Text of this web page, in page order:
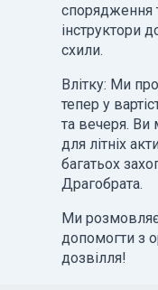
спорядження
інструктори
схили.
Влітку: Ми
тепер у
та вечеря. Ви
для літніх
багатьох
Драгобрата.
Ми
допомогти з
дозвілля!